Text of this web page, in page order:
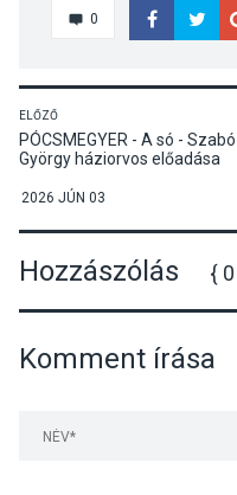
0
ELŐZŐ
PÓCSMEGYER - A só - Szabó
György háziorvos előadása
2026 JÚN 03
Hozzászólás {
Komment írása